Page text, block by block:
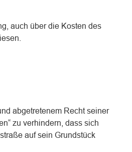
auch über die Kosten des
abgetretenem Recht seiner
zu verhindern, dass sich
auf sein Grundstück